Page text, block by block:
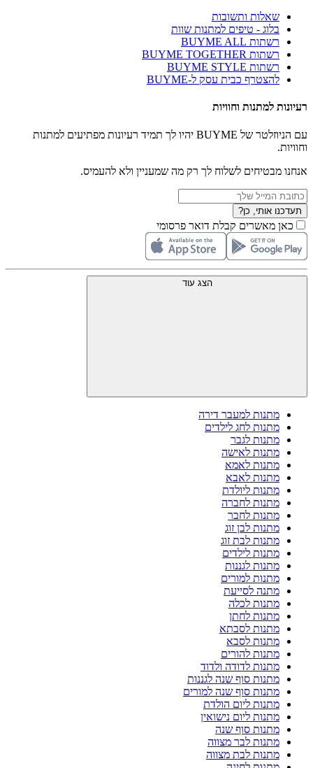
שאלות ותשובות
בלוג - טיפים למתנות שוות
רשתות BUYME ALL
רשתות BUYME TOGETHER
רשתות BUYME STYLE
להצטרף כבית עסק ל-BUYME
רעיונות למתנות וחוויות
עם הניוזלטר של BUYME יהיו לך תמיד רעיונות מפתיעים למתנות
וחוויות.
אנחנו מבטיחים לשלוח לך רק מה שמעניין ולא להעמיס.
תעדכנו אותי, כן?
כאן מאשרים קבלת דואר פרסומי
הצג עוד
מתנות למעבר דירה
מתנות לחג לילדים
מתנות לגבר
מתנות לאישה
מתנות לאמא
מתנות לאבא
מתנות ליולדת
מתנות לחברה
מתנות לחבר
מתנות לבן זוג
מתנות לבת זוג
מתנות לילדים
מתנות לגננות
מתנות למורים
מתנה לסייעת
מתנות לכלה
מתנות לחתן
מתנות לסבתא
מתנות לסבא
מתנות להורים
מתנות לדודה ולדוד
מתנות סוף שנה לגננות
מתנות סוף שנה למורים
מתנות ליום הולדת
מתנות ליום נישואין
מתנות סוף שנה
מתנות לבר מצווה
מתנות לבת מצווה